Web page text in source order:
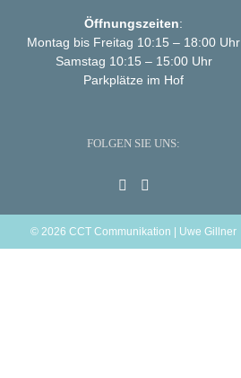
Öffnungszeiten:
Montag bis Freitag 10:15 – 18:00 Uhr
Samstag 10:15 – 15:00 Uhr
Parkplätze im Hof
FOLGEN SIE UNS:
© 2026 CCT Communikation | Uwe Gillner